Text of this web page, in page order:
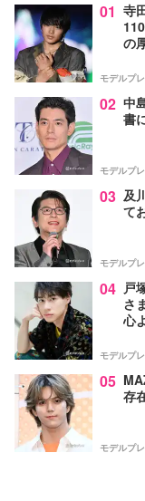
01 寺
の
モデルプ
02 中
書
モデルプ
03 及
て
モデルプ
04 戸
さ
心
モデルプ
05
存
モデルプ